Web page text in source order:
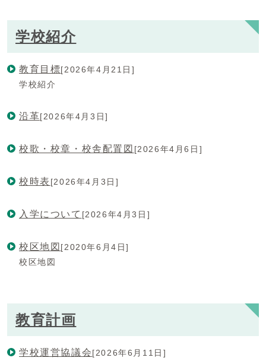
学校紹介
教育目標[2026年4月21日]
学校紹介
沿革[2026年4月3日]
校歌・校章・校舎配置図 [2026年4月6日]
校時表 [2026年4月3日]
入学について [2026年4月3日]
校区地図 [2020年6月4日]
校区地図
教育計画
学校運営協議会[2026年6月11日]